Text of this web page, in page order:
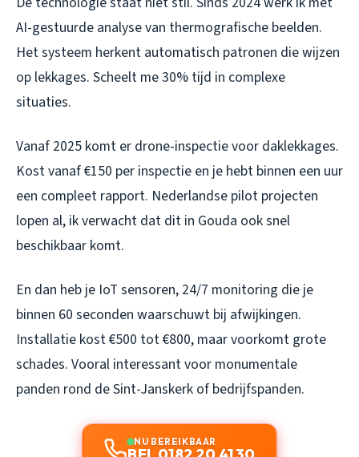
AI-gestuurde analyse van thermografische beelden.
Het systeem herkent automatisch patronen die wijzen
op lekkages. Scheelt me 30% tijd in complexe
situaties.
Vanaf 2025 komt er drone-inspectie voor daklekkages.
Kost vanaf €150 per inspectie en je hebt binnen een uur
een compleet rapport. Nederlandse pilot projecten
lopen al, ik verwacht dat dit in Gouda ook snel
beschikbaar komt.
En dan heb je IoT sensoren, 24/7 monitoring die je
binnen 60 seconden waarschuwt bij afwijkingen.
Installatie kost €500 tot €800, maar voorkomt grote
schades. Vooral interessant voor monumentale
panden rond de Sint-Janskerk of bedrijfspanden.
NU BEREIKBAAR